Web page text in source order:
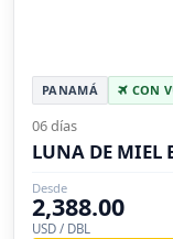
PANAMÁ CON
06 días
LUNA DE MIEL
Desde
2,388.00
USD / DBL